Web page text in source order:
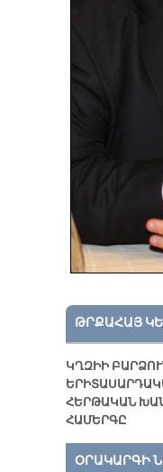
ԹՐՔԱՀԱՅ
ԿՂԶԻԻ
ՀԵՐԹԱԿԱՆ
ՀԱՄԵՐԳԸ
ՕՐԱԿԱՐԳԻ